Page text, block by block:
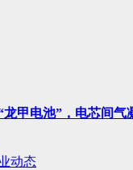
甲电池”，电芯间气
动态